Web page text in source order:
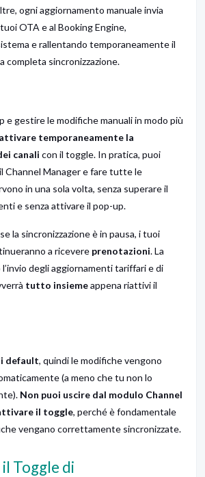
ogni aggiornamento manuale invia
OTA e al Booking Engine,
e rallentando temporaneamente il
completa sincronizzazione.
e gestire le modifiche manuali in modo più
temporaneamente la
canali con il toggle. In pratica, puoi
Channel Manager e fare tutte le
in una sola volta, senza superare il
e senza attivare il pop-up.
la sincronizzazione è in pausa, i tuoi
a ricevere prenotazioni. La
degli aggiornamenti tariffari e di
tutto insiemeappena riattivi il
default, quindi le modifiche vengono
(a meno che tu non lo
Non puoi uscire dal modulo Channel
il toggle, perché è fondamentale
vengano correttamente sincronizzate.
Toggle di